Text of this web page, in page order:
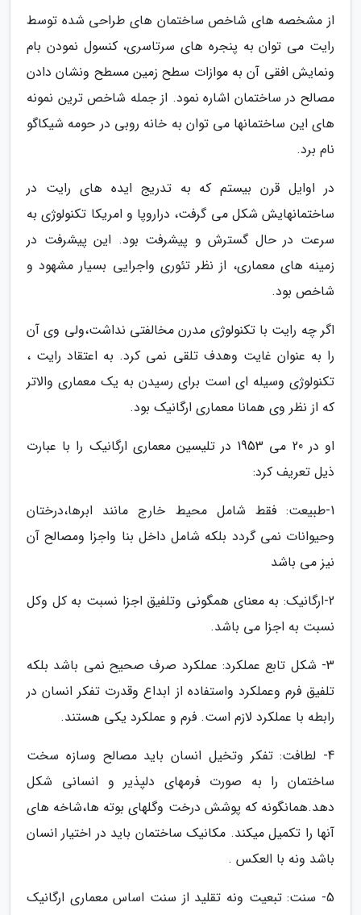
از مشخصه های شاخص ساختمان های طراحی شده توسط
رایت می توان به پنجره های سرتاسری، کنسول نمودن بام
ونمایش افقی آن به موازات سطح زمین مسطح ونشان دادن
مصالح در ساختمان اشاره نمود. از جمله شاخص ترین نمونه
های این ساختمانها می توان به خانه روبی در حومه شیکاگو
نام برد.
در اوایل قرن بیستم که به تدریج ایده های رایت در
ساختمانهایش شکل می گرفت، دراروپا و امریکا تکنولوژی به
سرعت در حال گسترش و پیشرفت بود. این پیشرفت در
زمینه های معماری، از نظر تئوری واجرایی بسیار مشهود و
شاخص بود.
اگر چه رایت با تکنولوژی مدرن مخالفتی نداشت،ولی وی آن
را به عنوان غایت وهدف تلقی نمی کرد. به اعتقاد رایت ،
تکنولوژی وسیله ای است برای رسیدن به یک معماری والاتر
که از نظر وی همانا معماری ارگانیک بود.
او در 20 می 1953 در تلیسین معماری ارگانیک را با عبارت
ذیل تعریف کرد:
1-طبیعت: فقط شامل محیط خارج مانند ابرها،درختان
وحیوانات نمی گردد بلکه شامل داخل بنا واجزا ومصالح آن
نیز می باشد
2-ارگانیک: به معنای همگونی وتلفیق اجزا نسبت به کل وکل
نسبت به اجزا می باشد.
3- شکل تابع عملکرد: عملکرد صرف صحیح نمی باشد بلکه
تلفیق فرم وعملکرد واستفاده از ابداع وقدرت تفکر انسان در
رابطه با عملکرد لازم است. فرم و عملکرد یکی هستند.
4- لطافت: تفکر وتخیل انسان باید مصالح وسازه سخت
ساختمان را به صورت فرمهای دلپذیر و انسانی شکل
دهد.همانگونه که پوشش درخت وگلهای بوته ها،شاخه های
آنها را تکمیل میکند. مکانیک ساختمان باید در اختیار انسان
باشد ونه با العکس .
5- سنت: تبعیت ونه تقلید از سنت اساس معماری ارگانیک